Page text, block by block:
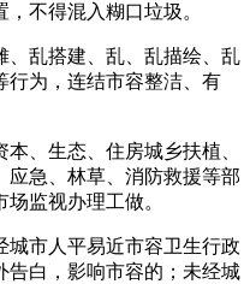
不得混入糊口垃圾。
乱搭建、乱、乱描绘、乱
行为，连结市容整洁、有
、生态、住房城乡扶植、
应急、林草、消防救援等部
监视办理工做。
市人平易近市容卫生行政
告白，影响市容的；未经城